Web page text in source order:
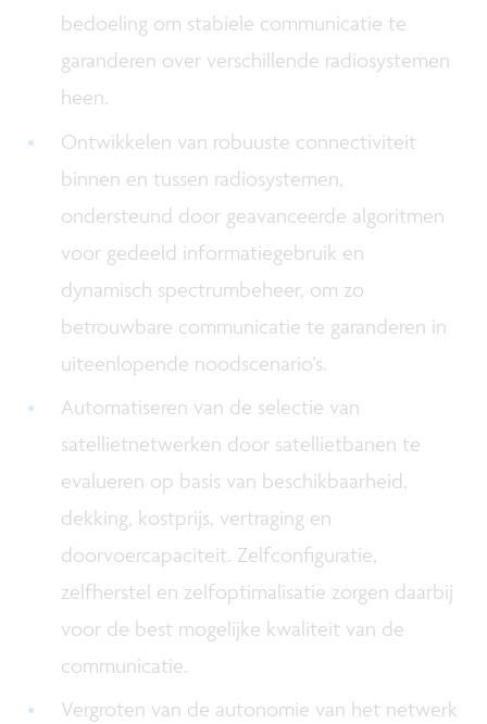
bedoeling om stabiele communicatie te
garanderen over verschillende radiosystemen
heen.
Ontwikkelen van robuuste connectiviteit
binnen en tussen radiosystemen,
ondersteund door geavanceerde algoritmen
voor gedeeld informatiegebruik en
dynamisch spectrumbeheer, om zo
betrouwbare communicatie te garanderen in
uiteenlopende noodscenario’s.
Automatiseren van de selectie van
satellietnetwerken door satellietbanen te
evalueren op basis van beschikbaarheid,
dekking, kostprijs, vertraging en
doorvoercapaciteit. Zelfconfiguratie,
zelfherstel en zelfoptimalisatie zorgen daarbij
voor de best mogelijke kwaliteit van de
communicatie.
Vergroten van de autonomie van het netwerk